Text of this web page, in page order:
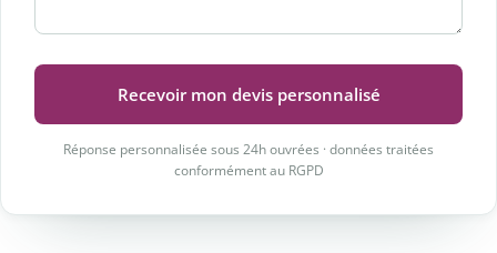
Recevoir mon devis personnalisé
Réponse personnalisée sous 24h ouvrées · données traitées
conformément au RGPD